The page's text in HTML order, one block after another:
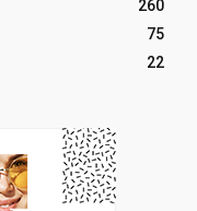
260
75
22